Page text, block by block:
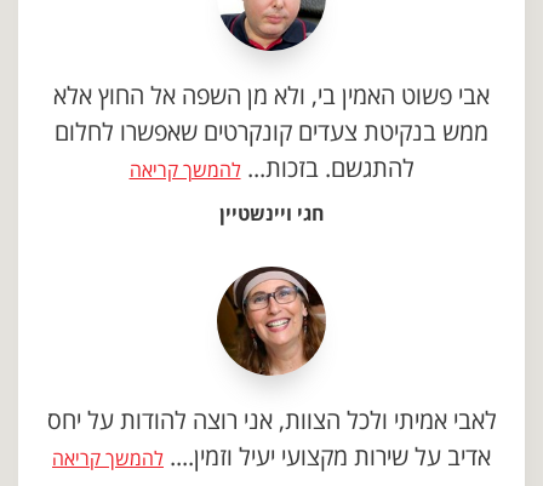
אבי פשוט האמין בי, ולא מן השפה אל החוץ אלא
ממש בנקיטת צעדים קונקרטים שאפשרו לחלום
להתגשם. בזכות...להמשך קריאה
חגי ויינשטיין
לאבי אמיתי ולכל הצוות, אני רוצה להודות על יחס
אדיב על שירות מקצועי יעיל וזמין.... להמשך קריאה